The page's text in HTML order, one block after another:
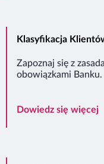
Klasyfikacja
Zapoznaj się z
obowiązkami Banku.
Dowiedz się więcej